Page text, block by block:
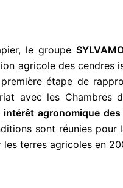
le groupe
agricole des cendres
étape de
avec les Chambres
intérêt agronomique des
sont réunies pour
terres agricoles en